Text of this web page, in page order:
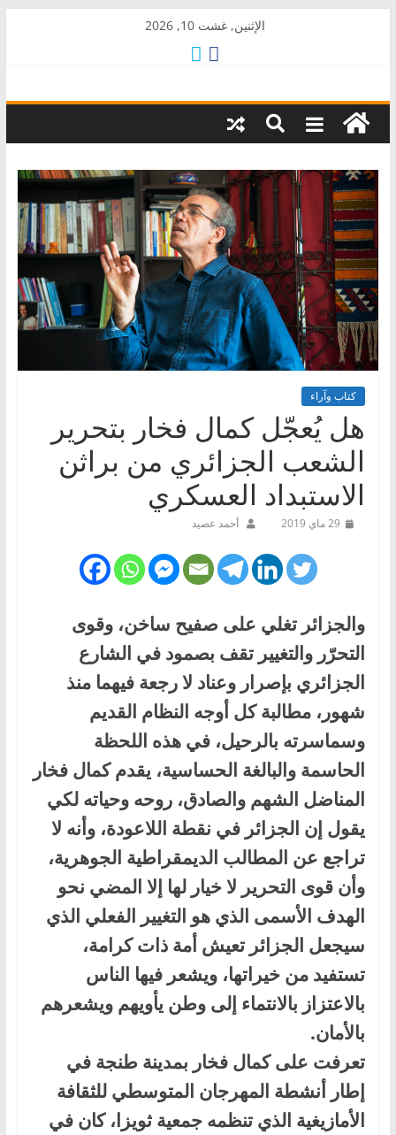
الإثنين, غشت 10, 2026
AkalPress
منبر
المغرب
كتاب وآراء
هل يُعجّل كمال فخار بتحرير
الشعب الجزائري من براثن
الاستبداد العسكري
29 ماي 2019 أحمد عصيد
والجزائر تغلي على صفيح ساخن، وقوى
التحرّر والتغيير تقف بصمود في الشارع
الجزائري بإصرار وعناد لا رجعة فيهما منذ
شهور، مطالبة كل أوجه النظام القديم
وسماسرته بالرحيل، في هذه اللحظة
الحاسمة والبالغة الحساسية، يقدم كمال فخار
المناضل الشهم والصادق، روحه وحياته لكي
يقول إن الجزائر في نقطة اللاعودة، وأنه لا
تراجع عن المطالب الديمقراطية الجوهرية،
وأن قوى التحرير لا خيار لها إلا المضي نحو
الهدف الأسمى الذي هو التغيير الفعلي الذي
سيجعل الجزائر تعيش أمة ذات كرامة،
تستفيد من خيراتها، ويشعر فيها الناس
بالاعتزاز بالانتماء إلى وطن يأويهم ويشعرهم
بالأمان.
تعرفت على كمال فخار بمدينة طنجة في
إطار أنشطة المهرجان المتوسطي للثقافة
الأمازيغية الذي تنظمه جمعية ثويزا، كان في